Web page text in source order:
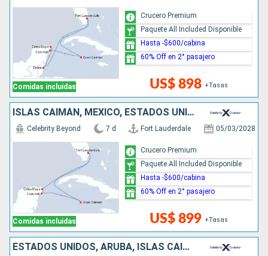
Comidas incluidas US$ 898 +Tasas
Crucero Premium
Paquete All Included Disponible
Hasta -$600/cabina
60% Off en 2° pasajero
ISLAS CAIMÁN, MÉXICO, ESTADOS UNIDOS
Comidas incluidas
Celebrity Beyond 7 d Fort Lauderdale 05/03/2028
US$ 899 +Tasas
Crucero Premium
Paquete All Included Disponible
Hasta -$600/cabina
60% Off en 2° pasajero
ESTADOS UNIDOS, ARUBA, ISLAS CAIMÁN